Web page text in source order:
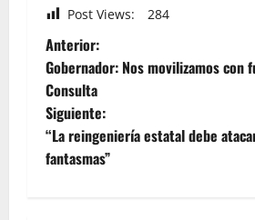
Post Views: 284
Anterior:
Gobernador: Nos movilizamos con
Consulta
Siguiente:
“La reingeniería estatal debe
fantasmas”